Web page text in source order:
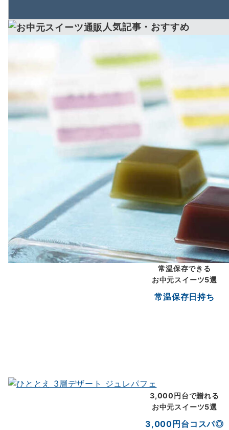
和菓子好きに ▶
3,000円台 ▶
5,000円以内 ▶
女性向け ▶
甘さ控えめ ▶
人気記事・おすすめ
常温保存できる
お中元スイーツ5選
常温保存日持ち
3,000円台で贈れる
お中元スイーツ5選
3,000円台 コスパ◎